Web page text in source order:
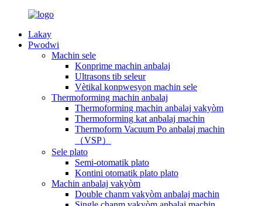
Lakay
Pwodwi
Machin sele
Konprime machin anbalaj
Ultrasons tib seleur
Vètikal konpwesyon machin sele
Thermoforming machin anbalaj
Thermoforming machin anbalaj vakyòm
Thermoforming kat anbalaj machin
Thermoform Vacuum Po anbalaj machin
（VSP）
Sele plato
Semi-otomatik plato
Kontini otomatik plato plato
Machin anbalaj vakyòm
Double chanm vakyòm anbalaj machin